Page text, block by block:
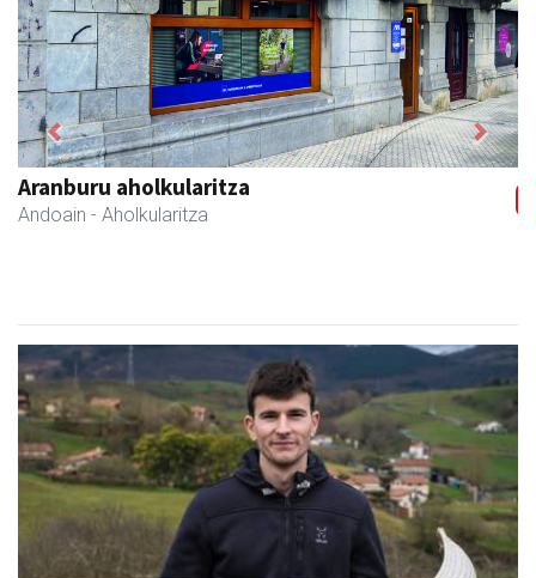
Aranburu aholkularitza
Andoain - Aholkularitza
Previous Next